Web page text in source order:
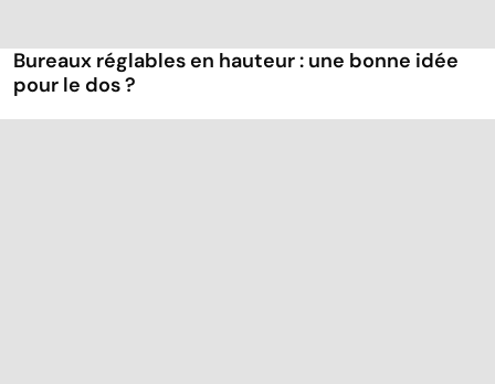
Bureaux réglables en hauteur : une bonne idée
pour le dos ?